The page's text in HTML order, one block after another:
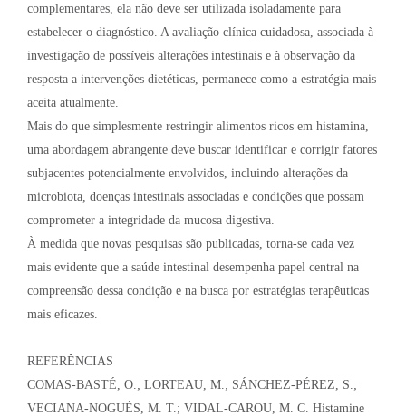
complementares, ela não deve ser utilizada isoladamente para
estabelecer o diagnóstico. A avaliação clínica cuidadosa, associada à
investigação de possíveis alterações intestinais e à observação da
resposta a intervenções dietéticas, permanece como a estratégia mais
aceita atualmente.
Mais do que simplesmente restringir alimentos ricos em histamina,
uma abordagem abrangente deve buscar identificar e corrigir fatores
subjacentes potencialmente envolvidos, incluindo alterações da
microbiota, doenças intestinais associadas e condições que possam
comprometer a integridade da mucosa digestiva.
À medida que novas pesquisas são publicadas, torna-se cada vez
mais evidente que a saúde intestinal desempenha papel central na
compreensão dessa condição e na busca por estratégias terapêuticas
mais eficazes.
REFERÊNCIAS
COMAS-BASTÉ, O.; LORTEAU, M.; SÁNCHEZ-PÉREZ, S.;
VECIANA-NOGUÉS, M. T.; VIDAL-CAROU, M. C. Histamine